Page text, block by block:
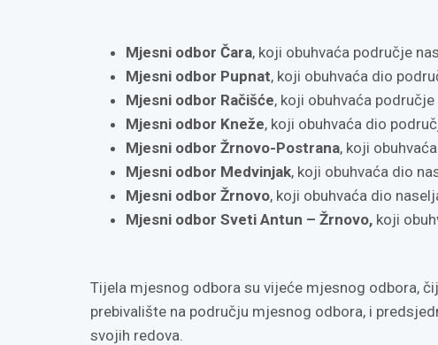
Mjesni odbor Čara, koji obuhvaća područje
Mjesni odbor Pupnat, koji obuhvaća dio
Mjesni odbor Račišće, koji obuhvaća
Mjesni odbor Kneže, koji obuhvaća dio
Mjesni odbor Žrnovo-Postrana, koji
Mjesni odbor Medvinjak, koji obuhvaća dio
Mjesni odbor Žrnovo, koji obuhvaća dio
Mjesni odbor Sveti Antun – Žrnovo, koji
Tijela mjesnog odbora su vijeće mjesnog odbora,
prebivalište na području mjesnog odbora, i
svojih redova.